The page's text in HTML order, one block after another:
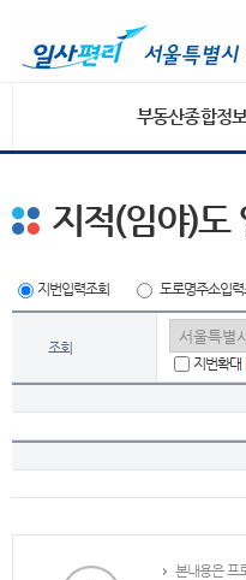
부동산종합정보
지적(임야)도
지번입력조회 도로명주소입력
조회
지번확대
본내용은 프